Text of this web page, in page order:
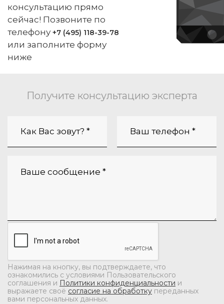
консультацию прямо
сейчас! Позвоните по
телефону +7 (495) 118-39-78
или заполните форму
ниже
Получите консультацию эксперта
Нажимая на кнопку, вы подтверждаете, что
ознакомились с условиями Пользовательского
соглашения и Политики конфиденциальности и
выражаете своё согласие на обработкупереданных
вами персональных данных.